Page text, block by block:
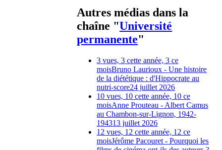
Autres médias dans la
chaîne "Université
permanente"
3 vues, 3 cette année, 3 ce
moisBruno Laurioux - Une histoire
de la diététique : d'Hippocrate au
nutri-score24 juillet 2026
10 vues, 10 cette année, 10 ce
moisAnne Prouteau - Albert Camus
au Chambon-sur-Lignon, 1942-
194313 juillet 2026
12 vues, 12 cette année, 12 ce
moisJérôme Pacouret - Pourquoi les